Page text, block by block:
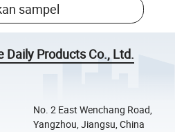
sampel
Daily Products Co., Ltd.
No. 2 East Wenchang Road,
Yangzhou, Jiangsu, China